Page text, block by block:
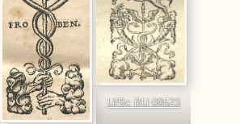
U/Bc BU 09523